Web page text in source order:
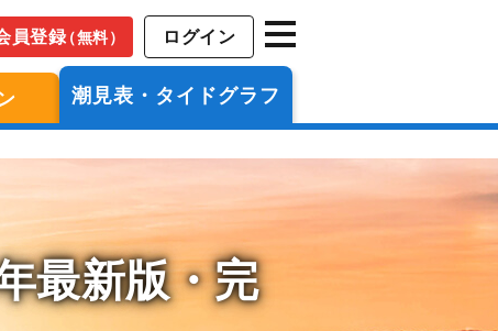
員登録（無料） ログイン
潮見表・タイドグラフ
最新版・完